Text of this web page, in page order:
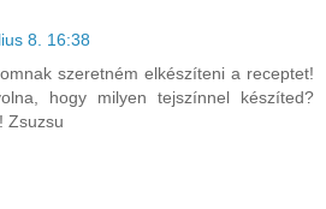
8. 16:38
szeretném elkészíteni a receptet!
hogy milyen tejszínnel készíted?
Zsuzsu